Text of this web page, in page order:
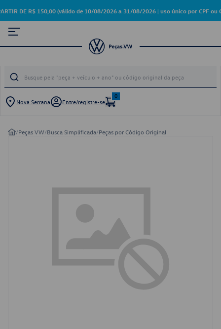
DE R$ 150,00 (válido de 10/08/2026 a 31/08/2026 | uso único por CPF ou
Nova Serrana Entre/registre-se
0
/Peças VW/Busca Simplificada/Peças por Código Original